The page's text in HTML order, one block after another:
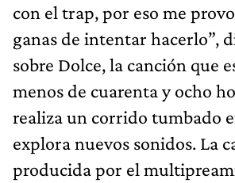
con el trap, por eso me
ganas de intentar hacerlo”,
sobre Dolce, la canción que
menos de cuarenta y ocho
realiza un corrido tumbado
explora nuevos sonidos. La
producida por el